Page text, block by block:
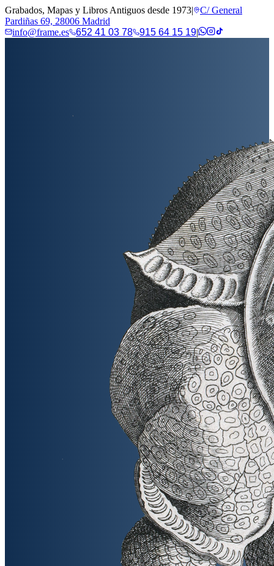
Grabados, Mapas y Libros Antiguos desde 1973|
C/ General
Pardiñas 69, 28006 Madrid
info@frame.es
652 41 03 78 915 64 15 19|